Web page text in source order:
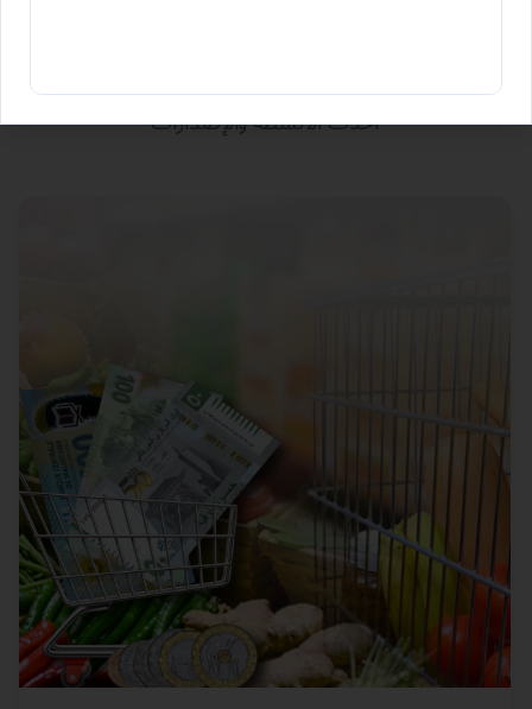
أحدث الأنشطة والإصدارات